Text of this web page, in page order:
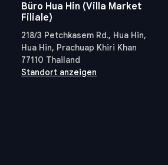
Büro Hua Hin (Villa Market
Filiale)
218/3 Petchkasem Rd., Hua Hin,
Hua Hin, Prachuap Khiri Khan
77110 Thailand
Standort anzeigen